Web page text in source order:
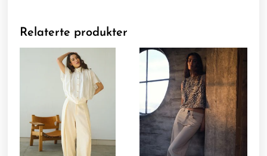
Relaterte produkter